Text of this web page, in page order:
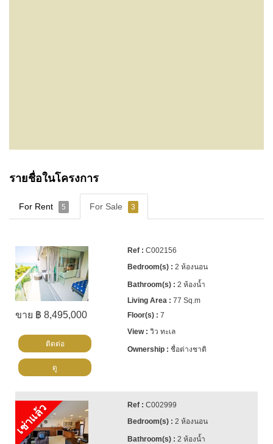
รายชื่อในโครงการ
For Rent 5 For Sale 3
ขาย ฿ 8,495,000
C002156
2 ห้องนอน
2 ห้องน้ำ
77 Sq.m
7
วิว ทะเล
ชื่อต่างชาติ
ติดต่อ
ดู
เช่าแล้ว
C002999
2 ห้องนอน
2 ห้องน้ำ